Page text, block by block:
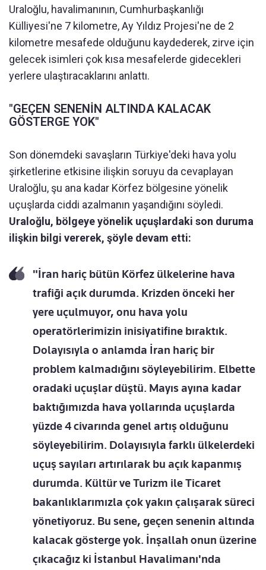
Uraloğlu, havalimanının, Cumhurbaşkanlığı
Külliyesi'ne 7 kilometre, Ay Yıldız Projesi'ne de 2
kilometre mesafede olduğunu kaydederek, zirve için
gelecek isimleri çok kısa mesafelerde gidecekleri
yerlere ulaştıracaklarını anlattı.
"GEÇEN SENENİN ALTINDA KALACAK
GÖSTERGE YOK"
Son dönemdeki savaşların Türkiye'deki hava yolu
şirketlerine etkisine ilişkin soruyu da cevaplayan
Uraloğlu, şu ana kadar Körfez bölgesine yönelik
uçuşlarda ciddi azalmanın yaşandığını söyledi.
Uraloğlu, bölgeye yönelik uçuşlardaki son duruma
ilişkin bilgi vererek, şöyle devam etti:
"İran hariç bütün Körfez ülkelerine hava
trafiği açık durumda. Krizden önceki her
yere uçulmuyor, onu hava yolu
operatörlerimizin inisiyatifine bıraktık.
Dolayısıyla o anlamda İran hariç bir
problem kalmadığını söyleyebilirim. Elbette
oradaki uçuşlar düştü. Mayıs ayına kadar
baktığımızda hava yollarında uçuşlarda
yüzde 4 civarında genel artış olduğunu
söyleyebilirim. Dolayısıyla farklı ülkelerdeki
uçuş sayıları artırılarak bu açık kapanmış
durumda. Kültür ve Turizm ile Ticaret
bakanlıklarımızla çok yakın çalışarak süreci
yönetiyoruz. Bu sene, geçen senenin altında
kalacak gösterge yok. İnşallah onun üzerine
çıkacağız ki İstanbul Havalimanı'nda